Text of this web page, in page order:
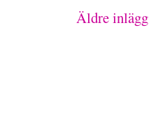
Äldre inlägg